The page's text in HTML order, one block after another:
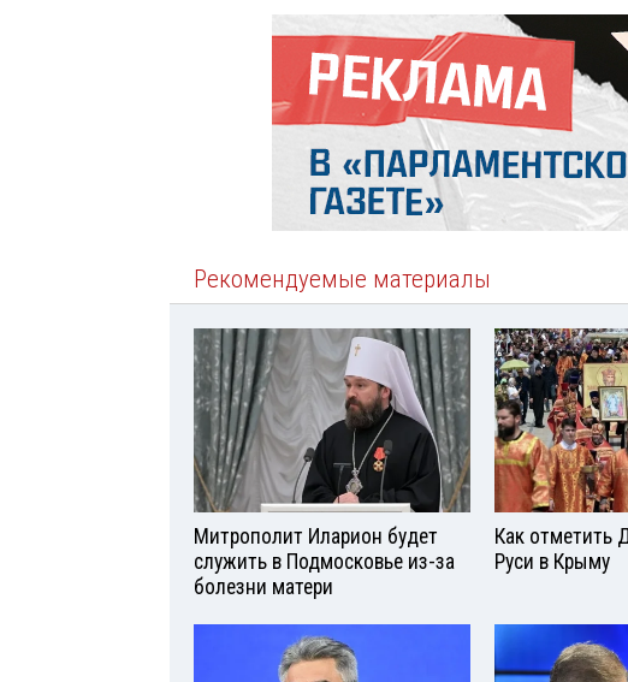
Рекомендуемые материалы
Митрополит Иларион будет
служить в Подмосковье из-за
болезни матери
Как отметить
Руси в Крыму